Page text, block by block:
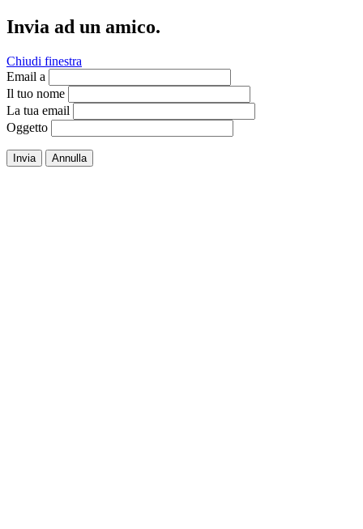
Invia ad un amico.
Chiudi finestra
Email a
Il tuo nome
La tua email
Oggetto
Invia Annulla